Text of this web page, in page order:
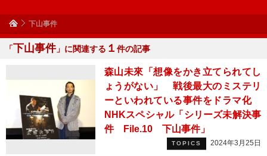
下山事件
「下山事件」に関連する １ 件の記事
森山未來「想像をかき立てられてし
ょうがない」 戦後最大のミステリ
ーといわれている事件をドラマ化
NHKスペシャル「シリーズ未解決事
件 File.10 下山事件」
TOPICS 2024年3月25日